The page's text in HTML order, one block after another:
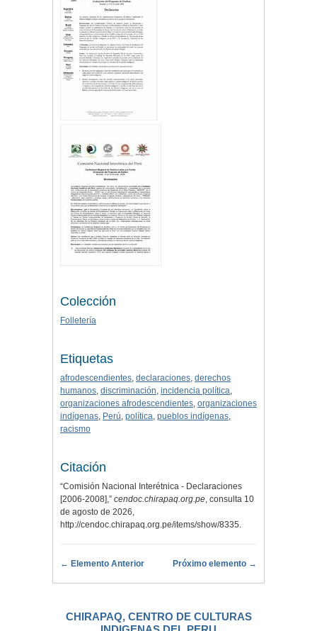
Colección
Folletería
Etiquetas
afrodescendientes, declaraciones, derechos
humanos, discriminación, incidencia política,
organizaciones afrodescendientes, organizaciones
indígenas, Perú, política, pueblos indígenas,
racismo
Citación
“Comisión Nacional Interétnica - Declaraciones
[2006-2008],” cendoc.chirapaq.org.pe, consulta 10
de agosto de 2026,
http://cendoc.chirapaq.org.pe/items/show/8335.
← Elemento Anterior Próximo elemento →
CHIRAPAQ, CENTRO DE CULTURAS